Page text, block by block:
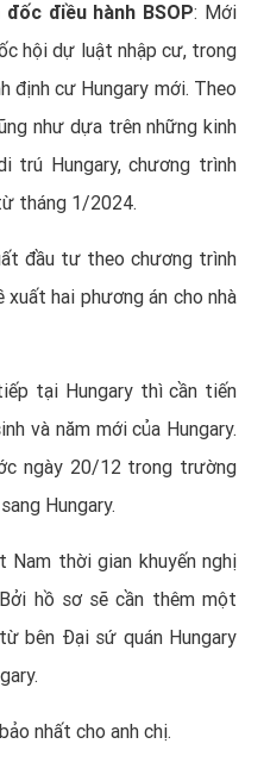
điều hành BSOP: Mới
hội dự luật nhập cư, trong
định cư Hungary mới. Theo
như dựa trên những kinh
trú Hungary, chương trình
tháng 1/2024.
đầu tư theo chương trình
hai phương án cho nhà
tại Hungary thì cần tiến
và năm mới của Hungary.
ngày 20/12 trong trường
Hungary.
Nam thời gian khuyến nghị
hồ sơ sẽ cần thêm một
bên Đại sứ quán Hungary
nhất cho anh chị.